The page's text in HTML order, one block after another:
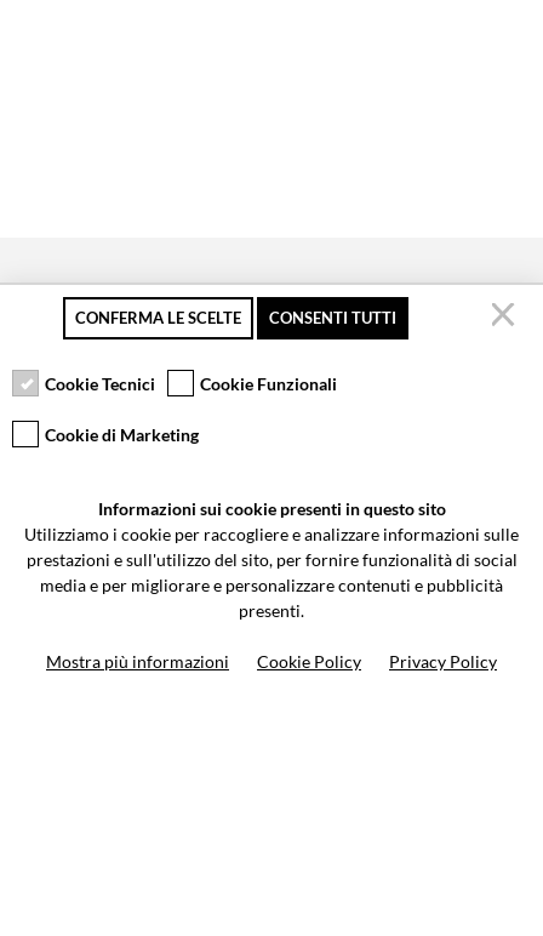
Pagamento sicuro
Resi gratuiti fino a 30
Servizio clienti
Via Galileo Galilei 5 | Verano Brianza (MB) 20843 | ITALY
0362-805407-info@valtermoto.com
CONFERMA LE SCELTE CONSENTI TUTTI
Cookie Tecnici Cookie Funzionali
Cookie di Marketing
Informazioni sui cookie presenti in questo sito
Utilizziamo i cookie per raccogliere e analizzare informazioni sulle
prestazioni e sull'utilizzo del sito, per fornire funzionalità di social
media e per migliorare e personalizzare contenuti e pubblicità
presenti.
Mostra più informazioni Cookie Policy Privacy Policy